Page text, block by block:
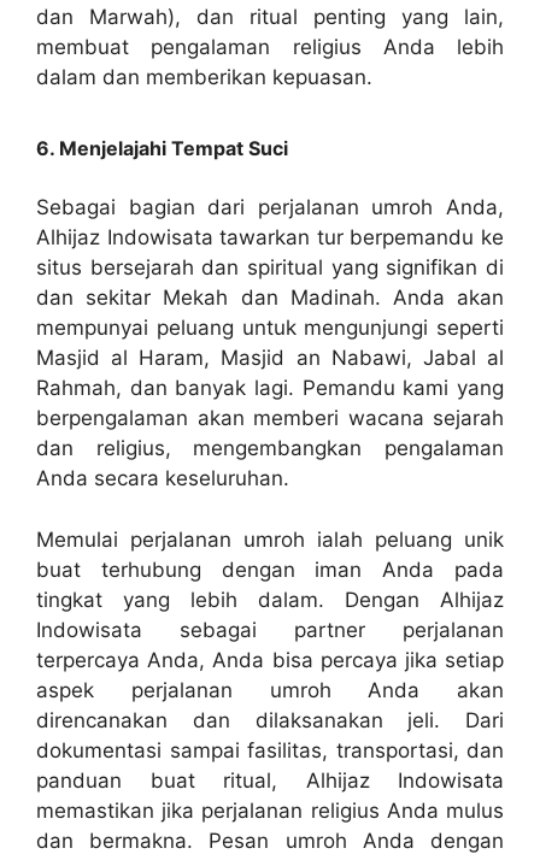
dan Marwah), dan ritual penting yang lain,
membuat pengalaman religius Anda lebih
dalam dan memberikan kepuasan.
6. Menjelajahi Tempat Suci
Sebagai bagian dari perjalanan umroh Anda,
Alhijaz Indowisata tawarkan tur berpemandu ke
situs bersejarah dan spiritual yang signifikan di
dan sekitar Mekah dan Madinah. Anda akan
mempunyai peluang untuk mengunjungi seperti
Masjid al Haram, Masjid an Nabawi, Jabal al
Rahmah, dan banyak lagi. Pemandu kami yang
berpengalaman akan memberi wacana sejarah
dan religius, mengembangkan pengalaman
Anda secara keseluruhan.
Memulai perjalanan umroh ialah peluang unik
buat terhubung dengan iman Anda pada
tingkat yang lebih dalam. Dengan Alhijaz
Indowisata sebagai partner perjalanan
terpercaya Anda, Anda bisa percaya jika setiap
aspek perjalanan umroh Anda akan
direncanakan dan dilaksanakan jeli. Dari
dokumentasi sampai fasilitas, transportasi, dan
panduan buat ritual, Alhijaz Indowisata
memastikan jika perjalanan religius Anda mulus
dan bermakna. Pesan umroh Anda dengan